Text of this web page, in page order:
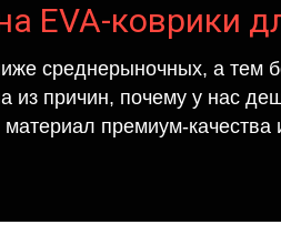
EVA-коврики
среднерыночных, а тем
из причин, почему у нас
премиум-